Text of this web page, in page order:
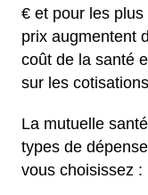
€ et pour les plus
prix augmentent
coût de la santé
sur les
La mutuelle
types de
vous choisissez :